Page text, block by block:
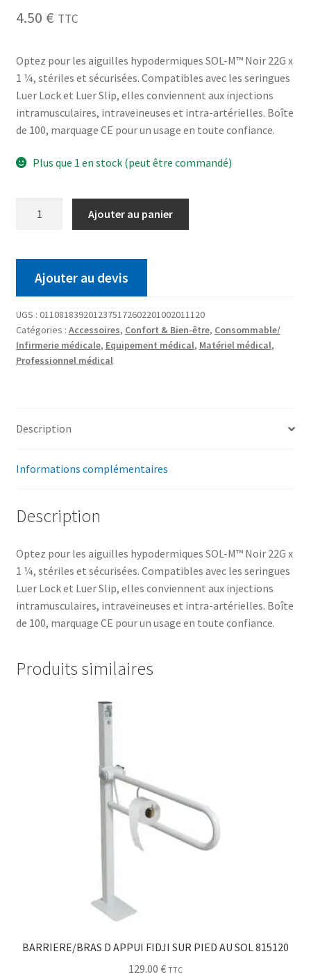
4.50 € TTC
Optez pour les aiguilles hypodermiques SOL-M™ Noir 22G x
1 ¼, stériles et sécurisées. Compatibles avec les seringues
Luer Lock et Luer Slip, elles conviennent aux injections
intramusculaires, intraveineuses et intra-artérielles. Boîte
de 100, marquage CE pour un usage en toute confiance.
Plus que 1 en stock (peut être commandé)
Ajouter au panier
Ajouter au devis
UGS : 0110818392012375172602201002011120
Catégories : Accessoires, Confort & Bien-être, Consommable/
Infirmerie médicale, Equipement médical, Matériel médical,
Professionnel médical
Description
Informations complémentaires
Description
Optez pour les aiguilles hypodermiques SOL-M™ Noir 22G x
1 ¼, stériles et sécurisées. Compatibles avec les seringues
Luer Lock et Luer Slip, elles conviennent aux injections
intramusculaires, intraveineuses et intra-artérielles. Boîte
de 100, marquage CE pour un usage en toute confiance.
Produits similaires
BARRIERE/BRAS D APPUI FIDJI SUR PIED AU SOL 815120
129.00 € TTC